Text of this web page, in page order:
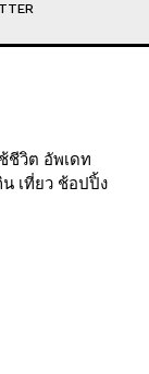
ชีวิต อัพเดท
เที่ยว ช้อปปิ้ง